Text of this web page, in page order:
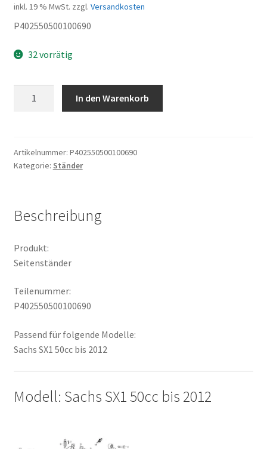
inkl. 19 % MwSt. zzgl. Versandkosten
P402550500100690
32 vorrätig
In den Warenkorb
Artikelnummer: P402550500100690
Kategorie: Ständer
Beschreibung
Produkt:
Seitenständer
Teilenummer:
P402550500100690
Passend für folgende Modelle:
Sachs SX1 50cc bis 2012
Modell: Sachs SX1 50cc bis 2012